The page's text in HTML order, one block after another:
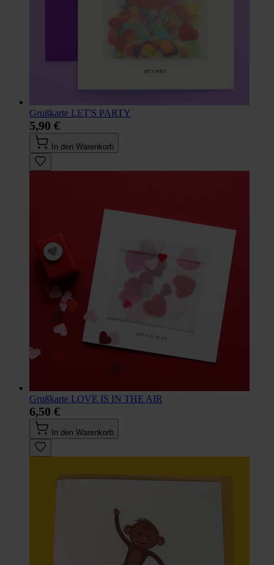
Grußkarte LET'S PARTY
5,90 €
In den Warenkorb
Grußkarte LOVE IS IN THE AIR
6,50 €
In den Warenkorb